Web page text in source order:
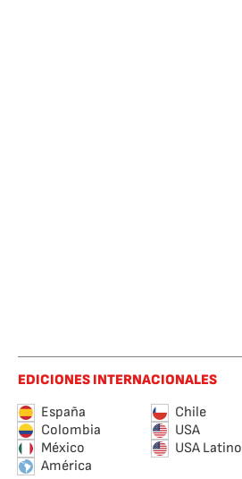
EDICIONES INTERNACIONALES
España
Chile
Colombia
USA
México
USA Latino
América